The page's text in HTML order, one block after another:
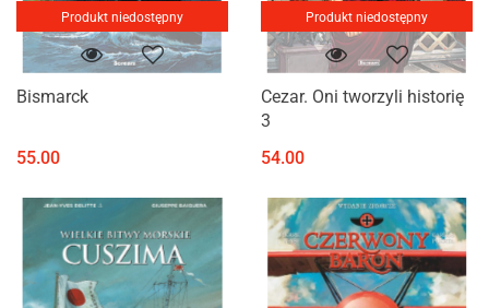
Produkt niedostępny
Bismarck
55.00
Produkt niedostępny
Cezar. Oni tworzyli historię
3
54.00